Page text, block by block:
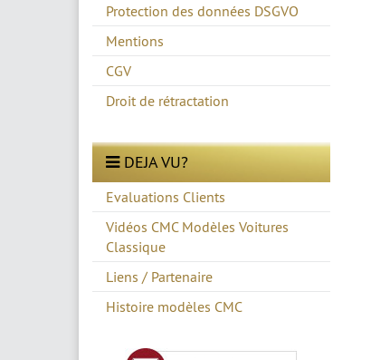
Protection des données DSGVO
Mentions
CGV
Droit de rétractation
DEJA VU?
Evaluations Clients
Vidéos CMC Modèles Voitures
Classique
Liens / Partenaire
Histoire modèles CMC